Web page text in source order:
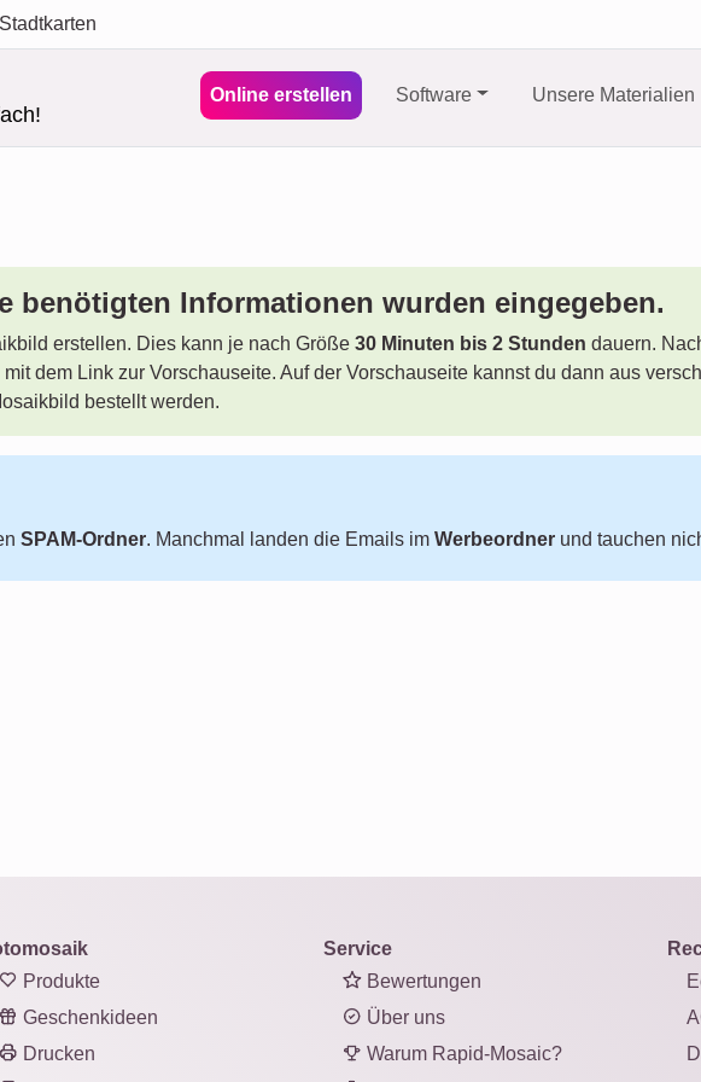
Stadtkarten
Online erstellen Software Unsere Materialien
benötigten Informationen wurden eingegeben.
erstellen. Dies kann je nach Größe 30 Minuten bis 2 Stunden dauern.
dem Link zur Vorschauseite. Auf der Vorschauseite kannst du dann aus
bestellt werden.
SPAM-Ordner. Manchmal landen die Emails im Werbeordner und tauchen
Produkte
Geschenkideen
Drucken
Service
Bewertungen
Über uns
Warum Rapid-Mosaic?